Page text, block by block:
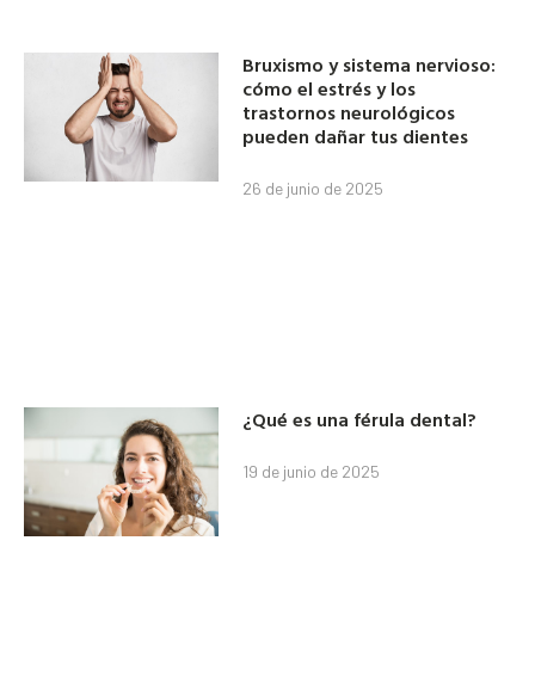
Bruxismo y sistema nervioso:
cómo el estrés y los
trastornos neurológicos
pueden dañar tus dientes
26 de junio de 2025
¿Qué es una férula dental?
19 de junio de 2025